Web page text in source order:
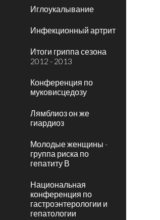
Иглоукалывание
Инфекционный артрит
Итоги гриппа сезона
2012 - 2013
Конференция по
муковисцедозу
Лямблиоз он же
гиардиоз
Молодые женщины -
группа риска по
гепатиту В
Национальная
конференция по
гастроэнтерологии и
гепатологии